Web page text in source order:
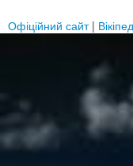
Офіційний сайт|